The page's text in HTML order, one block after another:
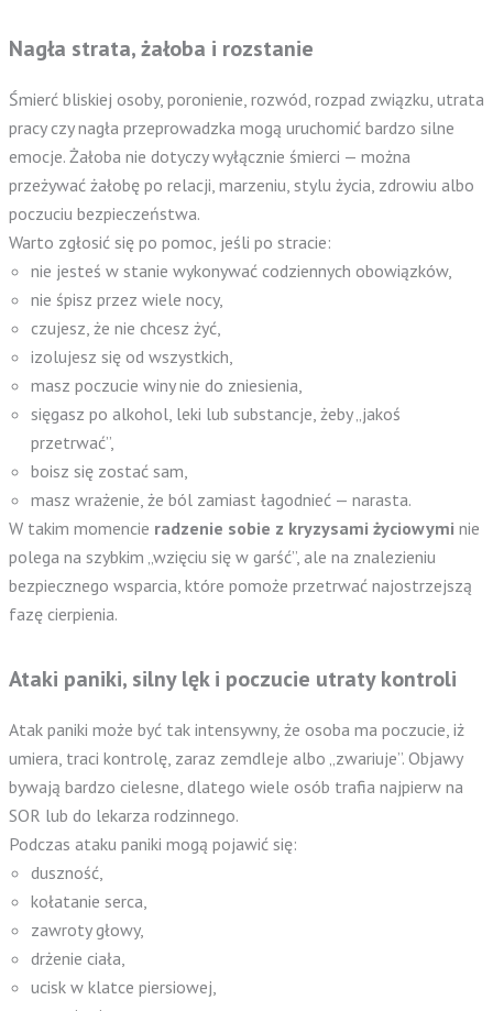
Nagła strata, żałoba i rozstanie
Śmierć bliskiej osoby, poronienie, rozwód, rozpad związku, utrata
pracy czy nagła przeprowadzka mogą uruchomić bardzo silne
emocje. Żałoba nie dotyczy wyłącznie śmierci — można
przeżywać żałobę po relacji, marzeniu, stylu życia, zdrowiu albo
poczuciu bezpieczeństwa.
Warto zgłosić się po pomoc, jeśli po stracie:
nie jesteś w stanie wykonywać codziennych obowiązków,
nie śpisz przez wiele nocy,
czujesz, że nie chcesz żyć,
izolujesz się od wszystkich,
masz poczucie winy nie do zniesienia,
sięgasz po alkohol, leki lub substancje, żeby „jakoś
przetrwać”,
boisz się zostać sam,
masz wrażenie, że ból zamiast łagodnieć — narasta.
W takim momencie radzenie sobie z kryzysami życiowymi nie
polega na szybkim „wzięciu się w garść”, ale na znalezieniu
bezpiecznego wsparcia, które pomoże przetrwać najostrzejszą
fazę cierpienia.
Ataki paniki, silny lęk i poczucie utraty kontroli
Atak paniki może być tak intensywny, że osoba ma poczucie, iż
umiera, traci kontrolę, zaraz zemdleje albo „zwariuje”. Objawy
bywają bardzo cielesne, dlatego wiele osób trafia najpierw na
SOR lub do lekarza rodzinnego.
Podczas ataku paniki mogą pojawić się:
duszność,
kołatanie serca,
zawroty głowy,
drżenie ciała,
ucisk w klatce piersiowej,